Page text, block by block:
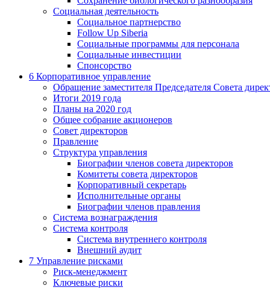
Социальная деятельность
Социальное партнерство
Follow Up Siberia
Социальные программы для персонала
Социальные инвестиции
Спонсорство
6 Корпоративное управление
Обращение заместителя Председателя Совета
Итоги 2019 года
Планы на 2020 год
Общее собрание акционеров
Совет директоров
Правление
Структура управления
Биографии членов совета директоров
Комитеты совета директоров
Корпоративный секретарь
Исполнительные органы
Биографии членов правления
Система вознаграждения
Система контроля
Система внутреннего контроля
Внешний аудит
7 Управление рисками
Риск-менеджмент
Ключевые риски